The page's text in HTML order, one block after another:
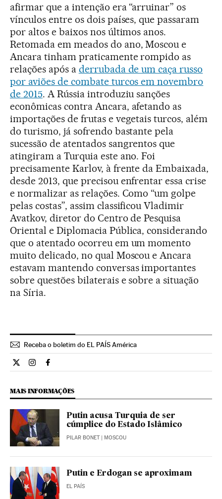
afirmar que a intenção era “arruinar” os
vínculos entre os dois países, que passaram
por altos e baixos nos últimos anos.
Retomada em meados do ano, Moscou e
Ancara tinham praticamente rompido as
relações após a derrubada de um caça russo
por aviões de combate turcos em novembro
de 2015. A Rússia introduziu sanções
econômicas contra Ancara, afetando as
importações de frutas e vegetais turcos, além
do turismo, já sofrendo bastante pela
sucessão de atentados sangrentos que
atingiram a Turquia este ano. Foi
precisamente Karlov, à frente da Embaixada,
desde 2013, que precisou enfrentar essa crise
e normalizar as relações. Como “um golpe
pelas costas”, assim classificou Vladimir
Avatkov, diretor do Centro de Pesquisa
Oriental e Diplomacia Pública, considerando
que o atentado ocorreu em um momento
muito delicado, no qual Moscou e Ancara
estavam mantendo conversas importantes
sobre questões bilaterais e sobre a situação
na Síria.
Receba o boletim do EL PAÍS América
Internacional El País Brasil en Twitter
Internacional El País Brasil en Instagram
Internacional El País Brasil en Facebook
MAIS INFORMAÇÕES
Putin acusa Turquia de ser
cúmplice do Estado Islâmico
PILAR BONET| MOSCOU
Putin e Erdogan se aproximam
EL PAÍS